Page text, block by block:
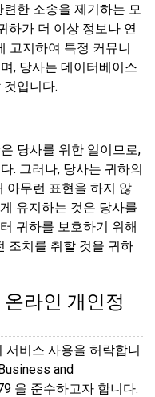
한 소송을 제기하는 모
하가 더 이상 정보나 연
고지하여 특정 커뮤니
, 당사는 데이터베이스
입니다.
당사를 위한 일이므로,
. 그러나, 당사는 귀하의
아무런 표현을 하지 않
유지하는 것은 당사를
귀하를 보호하기 위해
조치를 취할 것을 귀하
라인 개인정
서비스 사용을 허락합니
and
을 준수하고자 합니다.